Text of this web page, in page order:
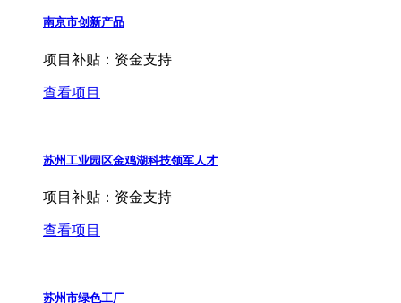
南京市创新产品
项目补贴： 资金支持
查看项目
苏州工业园区金鸡湖科技领军人才
项目补贴： 资金支持
查看项目
苏州市绿色工厂